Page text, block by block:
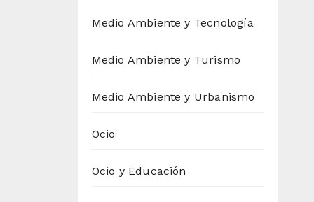
Medio Ambiente y Tecnología
Medio Ambiente y Turismo
Medio Ambiente y Urbanismo
Ocio
Ocio y Educación